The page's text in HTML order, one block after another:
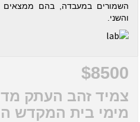
השמורים במעבדה, בהם
והשני.
$8500
צמיד זהב העתק
מימי בית המקדש